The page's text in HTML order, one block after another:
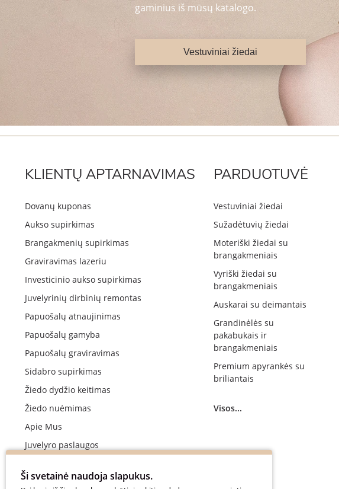
gaminius iš mūsų katalogo.
Vestuviniai žiedai
KLIENTŲ APTARNAVIMAS
Dovanų kuponas
Aukso supirkimas
Brangakmenių supirkimas
Graviravimas lazeriu
Investicinio aukso supirkimas
Juvelyrinių dirbinių remontas
Papuošalų atnaujinimas
Papuošalų gamyba
Papuošalų graviravimas
Sidabro supirkimas
Žiedo dydžio keitimas
Žiedo nuėmimas
Apie Mus
Juvelyro paslaugos
Sužadėtuvių žiedų gamyba
PARDUOTUVĖ
Vestuviniai žiedai
Sužadėtuvių žiedai
Moteriški žiedai su
brangakmeniais
Vyriški žiedai su
brangakmeniais
Auskarai su deimantais
Grandinėlės su
pakabukais ir
brangakmeniais
Premium apyrankės su
briliantais
Visos...
Ši svetainė naudoja slapukus.